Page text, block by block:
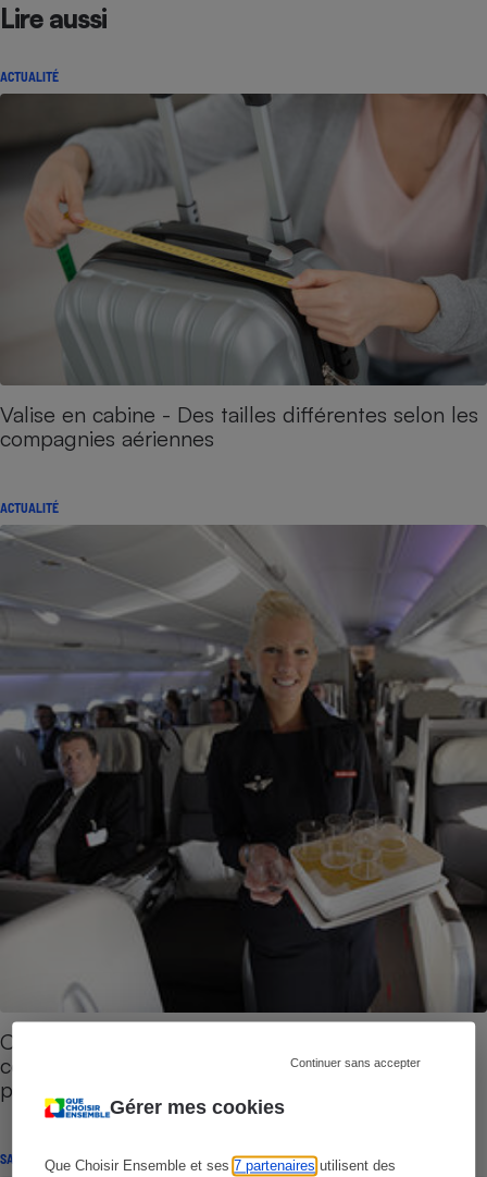
Gérer mes cookies
Que Choisir Ensemble et ses7 partenaires utilisent des
Continuer sans accepter
Lire aussi
ACTUALITÉ
Valise en cabine - Des tailles différentes selon les
compagnies aériennes
ACTUALITÉ
Compagnies aériennes - Que valent les
compagnies les plus fréquentées par les
passagers français ?
SATISFACTION